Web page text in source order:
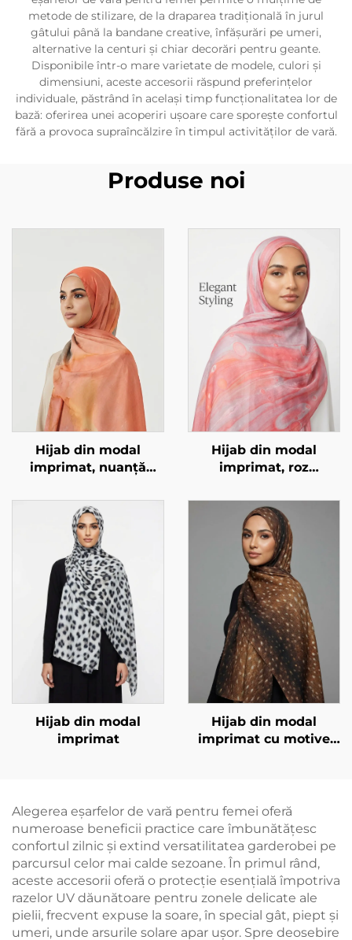
metode de stilizare, de la draparea tradițională în jurul
gâtului până la bandane creative, înfășurări pe umeri,
alternative la centuri și chiar decorări pentru geante.
Disponibile într-o mare varietate de modele, culori și
dimensiuni, aceste accesorii răspund preferințelor
individuale, păstrând în același timp funcționalitatea lor de
bază: oferirea unei acoperiri ușoare care sporește confortul
fără a provoca supraîncălzire în timpul activităților de vară.
Produse noi
Hijab din modal
imprimat, nuanță
Hijab din modal
imprimat, roz
Hijab din modal
imprimat
Hijab din modal
imprimat cu motive
Alegerea eşarfelor de vară pentru femei oferă
numeroase beneficii practice care îmbunătățesc
confortul zilnic și extind versatilitatea garderobei pe
parcursul celor mai calde sezoane. În primul rând,
aceste accesorii oferă o protecție esențială împotriva
razelor UV dăunătoare pentru zonele delicate ale
pielii, frecvent expuse la soare, în special gât, piept și
umeri, unde arsurile solare apar ușor. Spre deosebire